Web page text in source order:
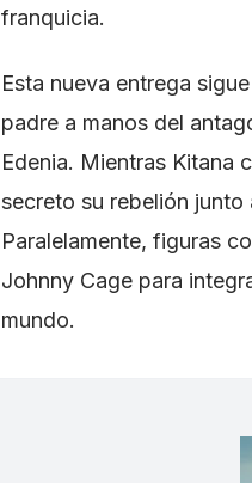
franquicia.
Esta nueva entrega
padre a manos del
Edenia. Mientras Kitana
secreto su rebelión
Paralelamente, figuras
Johnny Cage para
mundo.